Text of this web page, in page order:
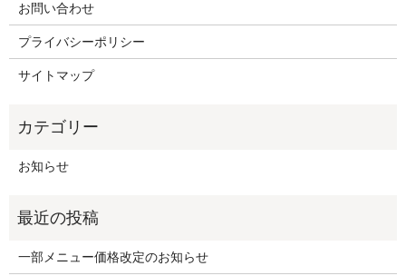
お問い合わせ
プライバシーポリシー
サイトマップ
お知らせ
一部メニュー価格改定のお知らせ